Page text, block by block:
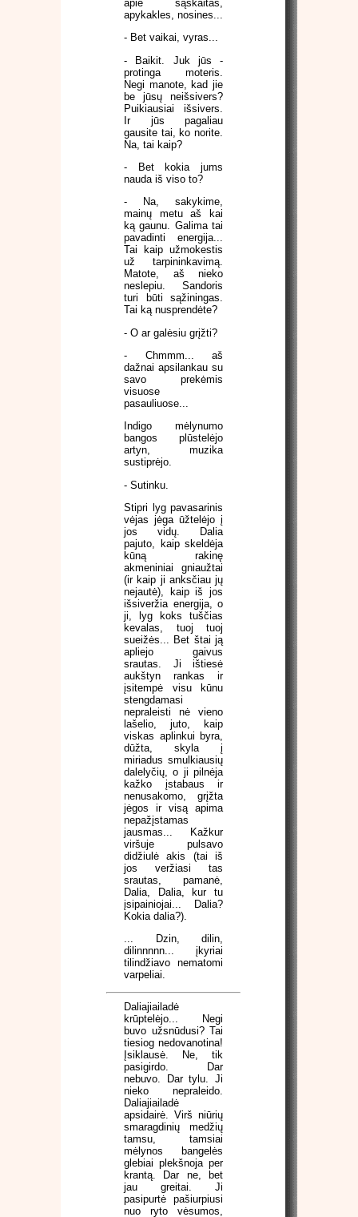
apie sąskaitas,
apykakles, nosines...
- Bet vaikai, vyras...
- Baikit. Juk jūs -
protinga moteris.
Negi manote, kad jie
be jūsų neišsivers?
Puikiausiai išsivers.
Ir jūs pagaliau
gausite tai, ko norite.
Na, tai kaip?
- Bet kokia jums
nauda iš viso to?
- Na, sakykime,
mainų metu aš kai
ką gaunu. Galima tai
pavadinti energija...
Tai kaip užmokestis
už tarpininkavimą.
Matote, aš nieko
neslepiu. Sandoris
turi būti sąžiningas.
Tai ką nusprendėte?
- O ar galėsiu grįžti?
- Chmmm... aš
dažnai apsilankau su
savo prekėmis
visuose
pasauliuose...
Indigo mėlynumo
bangos plūstelėjo
artyn, muzika
sustiprėjo.
- Sutinku.
Stipri lyg pavasarinis
vėjas jėga ūžtelėjo į
jos vidų. Dalia
pajuto, kaip skeldėja
kūną rakinę
akmeniniai gniaužtai
(ir kaip ji anksčiau jų
nejautė), kaip iš jos
išsiveržia energija, o
ji, lyg koks tuščias
kevalas, tuoj tuoj
sueižės... Bet štai ją
apliejo gaivus
srautas. Ji ištiesė
aukštyn rankas ir
įsitempė visu kūnu
stengdamasi
nepraleisti nė vieno
lašelio, juto, kaip
viskas aplinkui byra,
dūžta, skyla į
miriadus smulkiausių
dalelyčių, o ji pilnėja
kažko įstabaus ir
nenusakomo, grįžta
jėgos ir visą apima
nepažįstamas
jausmas... Kažkur
viršuje pulsavo
didžiulė akis (tai iš
jos veržiasi tas
srautas, pamanė,
Dalia, Dalia, kur tu
įsipainiojai... Dalia?
Kokia dalia?).
... Dzin, dilin,
dilinnnnn... įkyriai
tilindžiavo nematomi
varpeliai.
Daliajiailadė
krūptelėjo... Negi
buvo užsnūdusi? Tai
tiesiog nedovanotina!
Įsiklausė. Ne, tik
pasigirdo. Dar
nebuvo. Dar tylu. Ji
nieko nepraleido.
Daliajiailadė
apsidairė. Virš niūrių
smaragdinių medžių
tamsu, tamsiai
mėlynos bangelės
glebiai plekšnoja per
krantą. Dar ne, bet
jau greitai. Ji
pasipurtė pašiurpiusi
nuo ryto vėsumos,